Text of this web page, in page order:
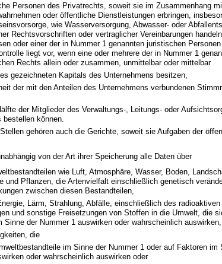
Personen des Privatrechts, soweit sie im Zusammenhang
oder öffentliche Dienstleistungen erbringen,
wie Wasserversorgung, Abwasser- oder
Rechtsvorschriften oder vertraglicher Vereinbarungen
oder einer der in Nummer 1 genannten juristischen
liegt vor, wenn eine oder mehrere der in Nummer 1
Rechts allein oder zusammen, unmittelbar oder mittelbar
gezeichneten Kapitals des Unternehmens besitzen,
der mit den Anteilen des Unternehmens verbundenen
der Mitglieder des Verwaltungs-, Leitungs- oder
bestellen können.
gehören auch die Gerichte, soweit sie Aufgaben der
von der Art ihrer Speicherung alle Daten über
wie Luft, Atmosphäre, Wasser, Boden,
und Pflanzen, die Artenvielfalt einschließlich genetisch
zwischen diesen Bestandteilen,
Lärm, Strahlung, Abfälle, einschließlich des radioaktiven
und sonstige Freisetzungen von Stoffen in die Umwelt, die
Sinne der Nummer 1 auswirken oder wahrscheinlich auswirken,
die
im Sinne der Nummer 1 oder auf Faktoren im
oder wahrscheinlich auswirken oder